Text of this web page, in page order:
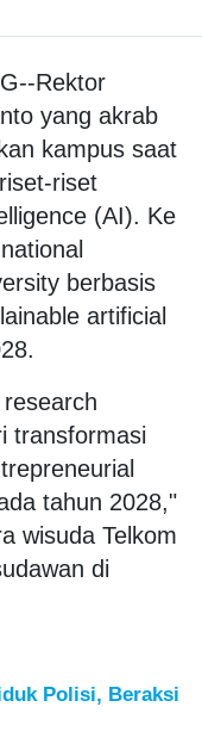
Rektor
yang akrab
kampus saat
riset
(AI). Ke
berbasis
artificial
transformasi
tahun 2028,"
wisuda Telkom
di
Polisi, Beraksi